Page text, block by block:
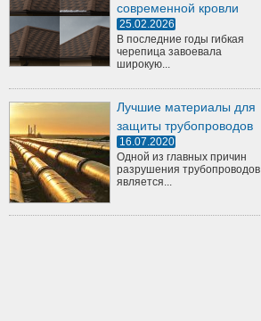
современной кровли
25.02.2026
В последние годы гибкая
черепица завоевала
широкую...
Лучшие материалы для
защиты трубопроводов
16.07.2020
Одной из главных причин
разрушения трубопроводов
является...